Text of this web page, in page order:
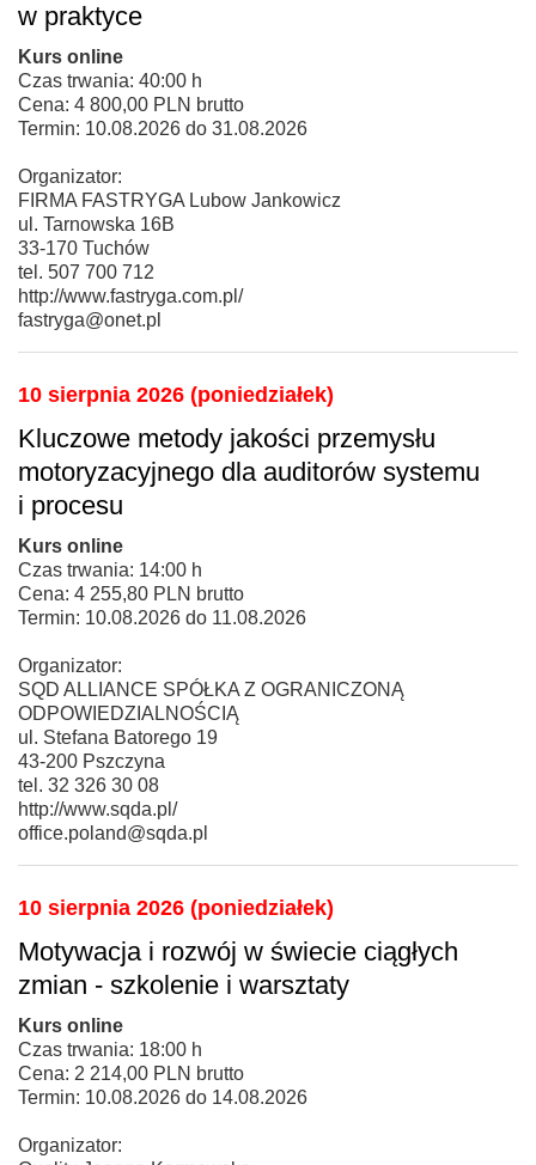
w praktyce
Kurs online
Czas trwania: 40:00 h
Cena: 4 800,00 PLN brutto
Termin: 10.08.2026 do 31.08.2026
Organizator:
FIRMA FASTRYGA Lubow Jankowicz
ul. Tarnowska 16B
33-170 Tuchów
tel. 507 700 712
http://www.fastryga.com.pl/
fastryga@onet.pl
10 sierpnia 2026 (poniedziałek)
Kluczowe metody jakości przemysłu
motoryzacyjnego dla auditorów systemu
i procesu
Kurs online
Czas trwania: 14:00 h
Cena: 4 255,80 PLN brutto
Termin: 10.08.2026 do 11.08.2026
Organizator:
SQD ALLIANCE SPÓŁKA Z OGRANICZONĄ
ODPOWIEDZIALNOŚCIĄ
ul. Stefana Batorego 19
43-200 Pszczyna
tel. 32 326 30 08
http://www.sqda.pl/
office.poland@sqda.pl
10 sierpnia 2026 (poniedziałek)
Motywacja i rozwój w świecie ciągłych
zmian - szkolenie i warsztaty
Kurs online
Czas trwania: 18:00 h
Cena: 2 214,00 PLN brutto
Termin: 10.08.2026 do 14.08.2026
Organizator: